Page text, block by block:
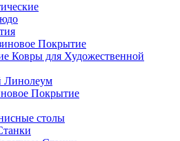
Покрытие
Ковры для Художественной
Линолеум
Покрытие
столы